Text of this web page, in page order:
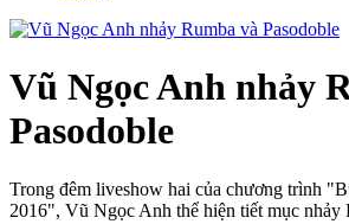
Vũ Ngọc Anh nhảy
Pasodoble
Trong đêm liveshow hai của chương trình
2016", Vũ Ngọc Anh thể hiện tiết mục nhảy